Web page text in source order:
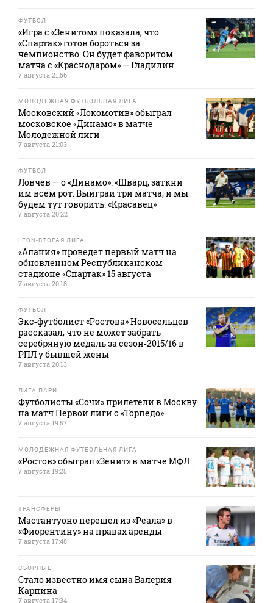
ФУТБОЛ
«Игра с «Зенитом» показала, что
«Спартак» готов бороться за
чемпионство. Он будет фаворитом
матча с «Краснодаром» — Гладилин
7 августа 21:56
МОЛОДЕЖНАЯ ФУТБОЛЬНАЯ ЛИГА
Московский «Локомотив» обыграл
московское «Динамо» в матче
Молодежной лиги
7 августа 21:03
ФУТБОЛ
Ловчев — о «Динамо»: «Шварц, заткни
им всем рот. Выиграй три матча, и мы
будем тут говорить: «Красавец»
7 августа 20:22
LEON-ВТОРАЯ ЛИГА
«Алания» проведет первый матч на
обновленном Республиканском
стадионе «Спартак» 15 августа
7 августа 20:18
ФУТБОЛ
Экс‑футболист «Ростова» Новосельцев
рассказал, что не может забрать
серебряную медаль за сезон‑2015/16 в
РПЛ у бывшей жены
7 августа 20:13
ЛИГА ПАРИ
Футболисты «Сочи» прилетели в Москву
на матч Первой лиги с «Торпедо»
7 августа 19:57
МОЛОДЕЖНАЯ ФУТБОЛЬНАЯ ЛИГА
«Ростов» обыграл «Зенит» в матче МФЛ
7 августа 19:25
ТРАНСФЕРЫ
Мастантуоно перешел из «Реала» в
«Фиорентину» на правах аренды
7 августа 17:48
СБОРНЫЕ
Стало известно имя сына Валерия
Карпина
7 августа 17:34